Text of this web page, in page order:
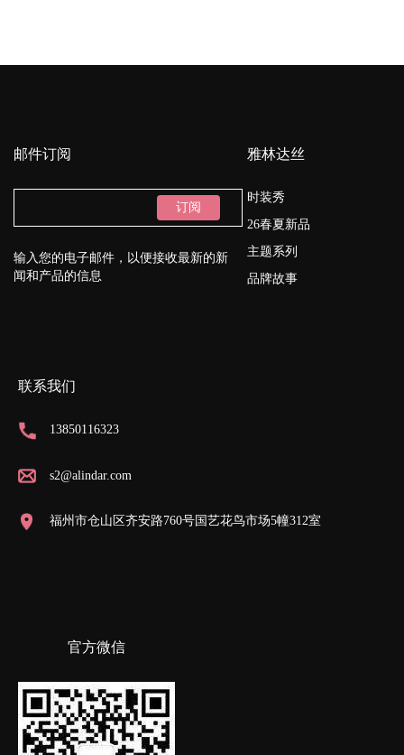
邮件订阅
订阅
输入您的电子邮件，以便接收最新的新
闻和产品的信息
雅林达丝
时装秀
26春夏新品
主题系列
品牌故事
联系我们
13850116323
s2@alindar.com
福州市仓山区齐安路760号国艺花鸟市场5幢312室
官方微信